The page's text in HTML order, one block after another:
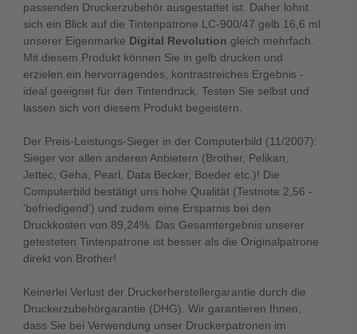
passenden Druckerzubehör ausgestattet ist. Daher lohnt
sich ein Blick auf die Tintenpatrone LC-900/47 gelb 16,6 ml
unserer Eigenmarke Digital Revolution gleich mehrfach.
Mit diesem Produkt können Sie in gelb drucken und
erzielen ein hervorragendes, kontrastreiches Ergebnis -
ideal geeignet für den Tintendruck. Testen Sie selbst und
lassen sich von diesem Produkt begeistern.
Der Preis-Leistungs-Sieger in der Computerbild (11/2007):
Sieger vor allen anderen Anbietern (Brother, Pelikan,
Jettec, Geha, Pearl, Data Becker, Boeder etc.)! Die
Computerbild bestätigt uns hohe Qualität (Testnote 2,56 -
'befriedigend') und zudem eine Ersparnis bei den
Druckkosten von 89,24%. Das Gesamtergebnis unserer
getesteten Tintenpatrone ist besser als die Originalpatrone
direkt von Brother!
Keinerlei Verlust der Druckerherstellergarantie durch die
Druckerzubehörgarantie (DHG). Wir garantieren Ihnen,
dass Sie bei Verwendung unser Druckerpatronen im